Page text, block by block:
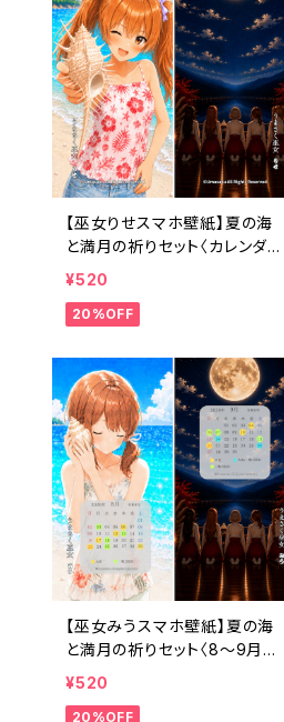
【巫女りせスマホ壁紙】夏の海
と満月の祈りセット〈カレンダ
ーなし・1ヶ月利用コード付き〉
¥520
20%OFF
【巫女みうスマホ壁紙】夏の海
と満月の祈りセット〈8〜9月カ
レンダー・1ヶ月利用コード付
¥520
20%OFF